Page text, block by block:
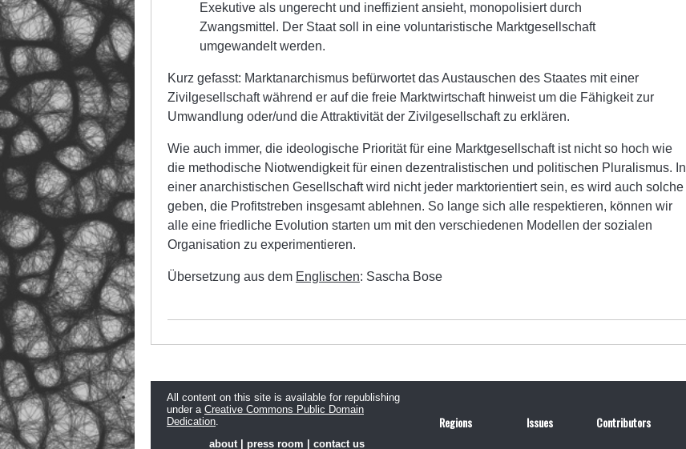
Exekutive als ungerecht und ineffizient ansieht, monopolisiert durch
Zwangsmittel. Der Staat soll in eine voluntaristische Marktgesellschaft
umgewandelt werden.
Kurz gefasst: Marktanarchismus befürwortet das Austauschen des Staates mit einer
Zivilgesellschaft während er auf die freie Marktwirtschaft hinweist um die Fähigkeit zur
Umwandlung oder/und die Attraktivität der Zivilgesellschaft zu erklären.
Wie auch immer, die ideologische Priorität für eine Marktgesellschaft ist nicht so hoch wie
die methodische Niotwendigkeit für einen dezentralistischen und politischen Pluralismus. In
einer anarchistischen Gesellschaft wird nicht jeder marktorientiert sein, es wird auch solche
geben, die Profitstreben insgesamt ablehnen. So lange sich alle respektieren, können wir
alle eine friedliche Evolution starten um mit den verschiedenen Modellen der sozialen
Organisation zu experimentieren.
Übersetzung aus dem Englischen: Sascha Bose
All content on this site is available for republishing
under a Creative Commons Public Domain
Dedication.
about| press room contact us
Regions Issues Contributors